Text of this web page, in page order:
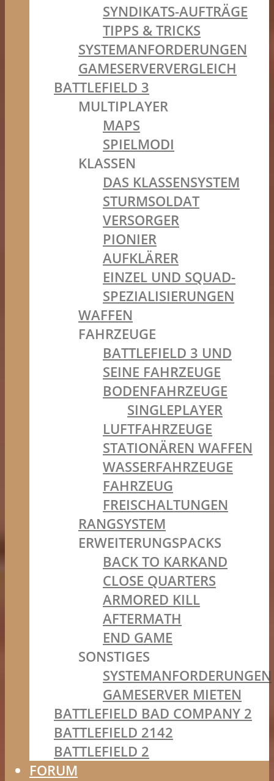
SYNDIKATS-AUFTRÄGE
TIPPS & TRICKS
SYSTEMANFORDERUNGEN
GAMESERVERVERGLEICH
BATTLEFIELD 3
MULTIPLAYER
MAPS
SPIELMODI
KLASSEN
DAS KLASSENSYSTEM
STURMSOLDAT
VERSORGER
PIONIER
AUFKLÄRER
EINZEL UND SQUAD-
SPEZIALISIERUNGEN
WAFFEN
FAHRZEUGE
BATTLEFIELD 3 UND
SEINE FAHRZEUGE
BODENFAHRZEUGE
SINGLEPLAYER
LUFTFAHRZEUGE
STATIONÄREN WAFFEN
WASSERFAHRZEUGE
FAHRZEUG
FREISCHALTUNGEN
RANGSYSTEM
ERWEITERUNGSPACKS
BACK TO KARKAND
CLOSE QUARTERS
ARMORED KILL
AFTERMATH
END GAME
SONSTIGES
SYSTEMANFORDERUNGEN
GAMESERVER MIETEN
BATTLEFIELD BAD COMPANY 2
BATTLEFIELD 2142
BATTLEFIELD 2
FORUM